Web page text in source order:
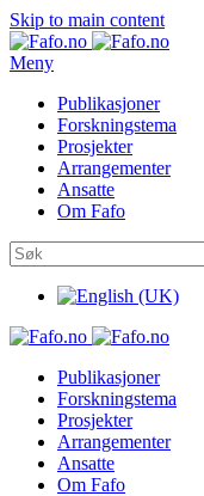
Skip to main content
Meny
Publikasjoner
Forskningstema
Prosjekter
Arrangementer
Ansatte
Om Fafo
Publikasjoner
Forskningstema
Prosjekter
Arrangementer
Ansatte
Om Fafo